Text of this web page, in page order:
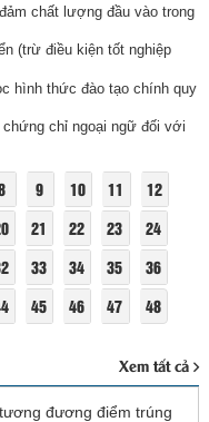
chất lượng đầu vào trong
(trừ điều kiện tốt nghiệp
hình thức đào tạo chính quy
chỉ ngoại ngữ đối với
9 10 11
12
21 22 23
24
33 34 35
36
45 46 47 48
Xem tất cả
đương điểm trúng